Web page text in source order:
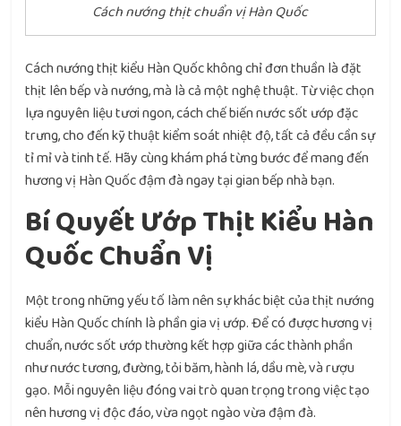
Cách nướng thịt chuẩn vị Hàn Quốc
Cách nướng thịt kiểu Hàn Quốc không chỉ đơn thuần là đặt
thịt lên bếp và nướng, mà là cả một nghệ thuật. Từ việc chọn
lựa nguyên liệu tươi ngon, cách chế biến nước sốt ướp đặc
trưng, cho đến kỹ thuật kiểm soát nhiệt độ, tất cả đều cần sự
tỉ mỉ và tinh tế. Hãy cùng khám phá từng bước để mang đến
hương vị Hàn Quốc đậm đà ngay tại gian bếp nhà bạn.
Bí Quyết Ướp Thịt Kiểu Hàn
Quốc Chuẩn Vị
Một trong những yếu tố làm nên sự khác biệt của thịt nướng
kiểu Hàn Quốc chính là phần gia vị ướp. Để có được hương vị
chuẩn, nước sốt ướp thường kết hợp giữa các thành phần
như nước tương, đường, tỏi băm, hành lá, dầu mè, và rượu
gạo. Mỗi nguyên liệu đóng vai trò quan trọng trong việc tạo
nên hương vị độc đáo, vừa ngọt ngào vừa đậm đà.